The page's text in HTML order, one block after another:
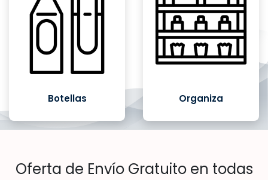
Botellas Organiza
Oferta de Envío Gratuito en todas